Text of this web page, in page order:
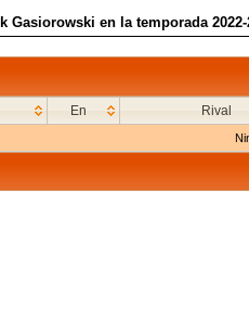
Gasiorowski en la temporada 2022-
En Rival